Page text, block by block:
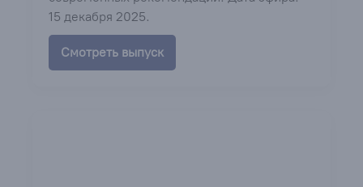
15 декабря 2025.
Смотреть выпуск